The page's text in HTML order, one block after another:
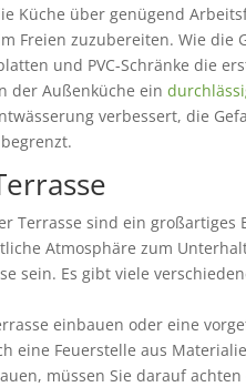
Küche über genügend
Freien zuzubereiten. Wie die
und PVC-Schränke die
der Außenküche ein
verbessert, die
Terrasse sind ein großartiges
Atmosphäre zum
sein. Es gibt viele
einbauen oder eine
eine Feuerstelle aus
müssen Sie darauf